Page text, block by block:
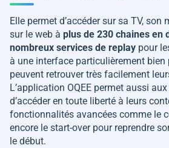
Elle permet d’accéder sur sa TV, son
sur le web à plus de 230 chaines en
nombreux services de replay pour
à une interface particulièrement bien
peuvent retrouver très facilement
L’application OQEE permet aussi
d’accéder en toute liberté à leurs
fonctionnalités avancées comme le
encore le start-over pour reprendre
le début.